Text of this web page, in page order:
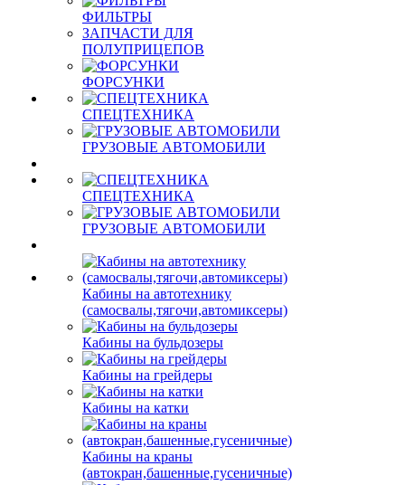
ФИЛЬТРЫ
ЗАПЧАСТИ ДЛЯ
ПОЛУПРИЦЕПОВ
ФОРСУНКИ
СПЕЦТЕХНИКА
ГРУЗОВЫЕ АВТОМОБИЛИ
СПЕЦТЕХНИКА
ГРУЗОВЫЕ АВТОМОБИЛИ
Кабины на автотехнику
(самосвалы,тягочи,автомиксеры)
Кабины на бульдозеры
Кабины на грейдеры
Кабины на катки
Кабины на краны
(автокран,башенные,гусеничные)